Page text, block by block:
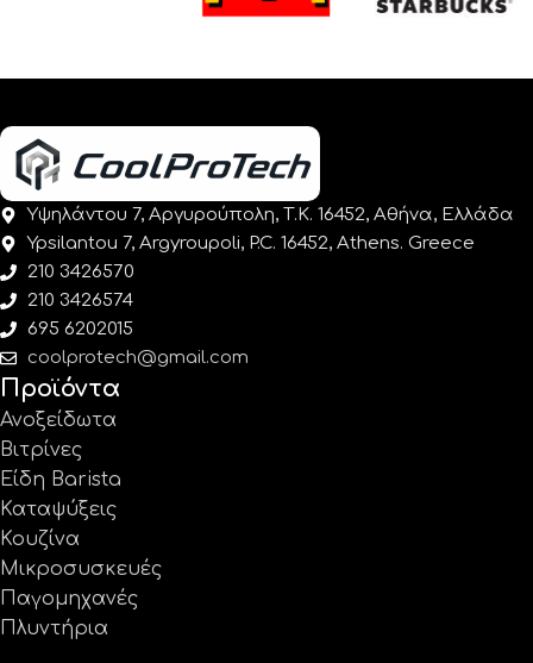
Υψηλάντου 7, Αργυρούπολη, Τ.Κ. 16452, Αθήνα, Ελλάδα
Ypsilantou 7, Argyroupoli, P.C. 16452, Athens. Greece
210 3426570
210 3426574
695 6202015
coolprotech@gmail.com
Προϊόντα
Ανοξείδωτα
Βιτρίνες
Είδη Barista
Καταψύξεις
Κουζίνα
Μικροσυσκευές
Παγομηχανές
Πλυντήρια